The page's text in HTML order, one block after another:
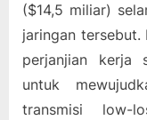
($14,5 miliar)
jaringan tersebut.
perjanjian kerja
untuk
transmisi low-